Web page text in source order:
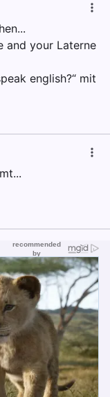
and your Laterne
english?“ mit